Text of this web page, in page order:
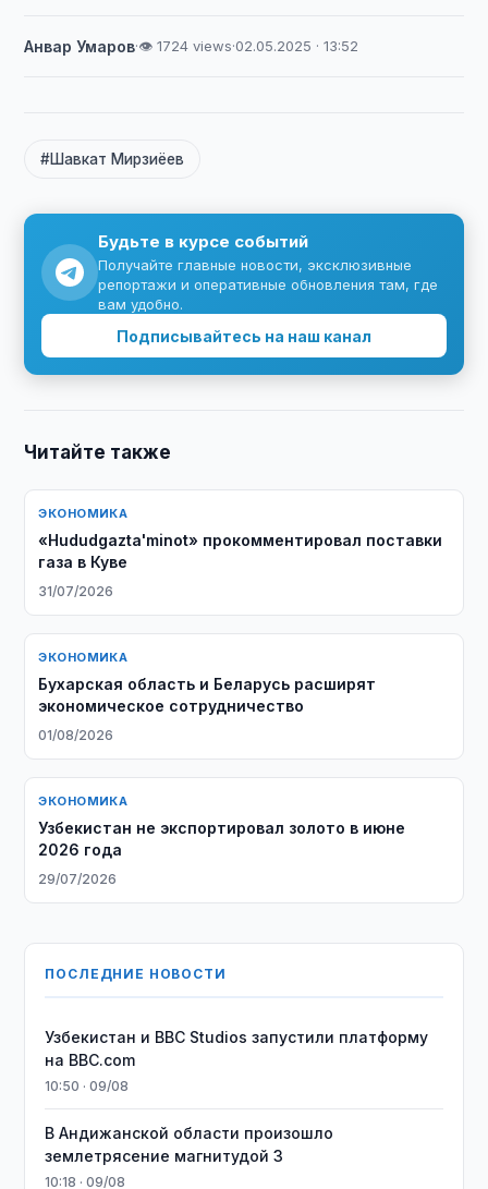
Анвар Умаров·👁 1724 views·02.05.2025 · 13:52
#Шавкат Мирзиёев
Будьте в курсе событий
Получайте главные новости, эксклюзивные
репортажи и оперативные обновления там, где
вам удобно.
Подписывайтесь на наш канал
Читайте также
ЭКОНОМИКА
«Hududgazta'minot» прокомментировал поставки
газа в Куве
31/07/2026
ЭКОНОМИКА
Бухарская область и Беларусь расширят
экономическое сотрудничество
01/08/2026
ЭКОНОМИКА
Узбекистан не экспортировал золото в июне
2026 года
29/07/2026
ПОСЛЕДНИЕ НОВОСТИ
Узбекистан и BBC Studios запустили платформу
на BBC.com
10:50 · 09/08
В Андижанской области произошло
землетрясение магнитудой 3
10:18 · 09/08